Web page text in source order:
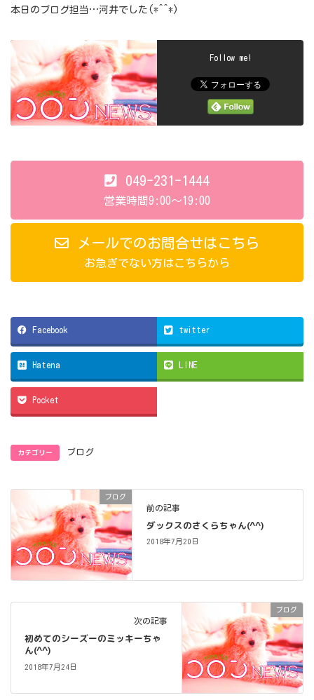
本日のブログ担当…河井でした(*^^*)
Follow me!
049-231-1444
営業時間9:00～19:00
メールでのお問合せはこちら
お急ぎでない方はこちらから
Facebook twitter
Hatena LINE
Pocket
カテゴリー ブログ
ブログ
前の記事
ダックスのさくらちゃん(^^)
2018年7月20日
ブログ
次の記事
初めてのシーズーのミッキーちゃ
ん(^^)
2018年7月24日